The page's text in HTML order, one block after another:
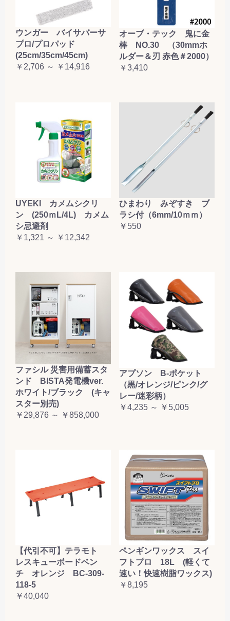
お買い物を続ける カートへ進む
ウンガー バイサバーサ
プロ/プロパッド
(25cm/35cm/45cm)
￥2,706 ～ ￥14,916
オーブ・テック 鬼に金
棒 NO.30 （30mmホ
ルダー＆刃 赤色＃2000）
￥3,410
UYEKI カメムシクリ
ン (250ｍL/4L) カメム
シ忌避剤
￥1,321 ～ ￥12,342
ひまわり みぞすき ブ
ラシ付（6mm/10ｍｍ）
￥550
ファシル 災害用備蓄スタ
ンド BISTA発電機ver.
ホワイト/ブラック (キャ
スター別売)
￥29,876 ～ ￥858,000
アプソン B-ポケット
（黒/オレンジ/ピンク/グ
レー/迷彩柄）
￥4,235 ～ ￥5,005
【代引不可】テラモト
レスキューボードベン
チ オレンジ BC-309-
118-5
￥40,040
ペンギンワックス スイ
フトプロ 18L (軽くて
速い！快速樹脂ワックス)
￥8,195